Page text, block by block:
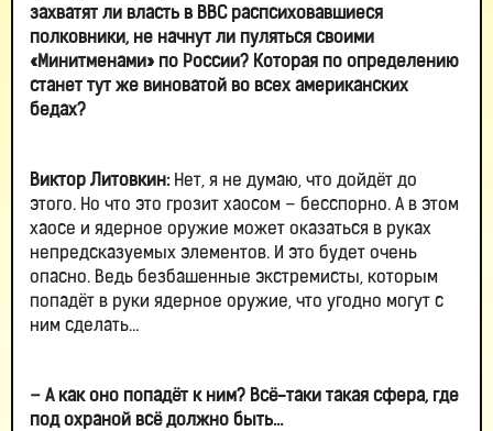
захватят ли власть в ВВС распсиховавшиеся
полковники, не начнут ли пуляться своими
«Минитменами» по России? Которая по определению
станет тут же виноватой во всех американских
бедах?
Виктор Литовкин:Нет, я не думаю, что дойдёт до
этого. Но что это грозит хаосом – бесспорно. А в этом
хаосе и ядерное оружие может оказаться в руках
непредсказуемых элементов. И это будет очень
опасно. Ведь безбашенные экстремисты, которым
попадёт в руки ядерное оружие, что угодно могут с
ним сделать…
– А как оно попадёт к ним? Всё-таки такая сфера, где
под охраной всё должно быть…